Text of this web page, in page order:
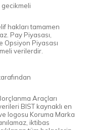
hakları tamamen
Pay Piyasası,
Opsiyon Piyasası
verilerdir.
Araçları
BIST kaynaklı en
logosu Koruma Marka
iktibas